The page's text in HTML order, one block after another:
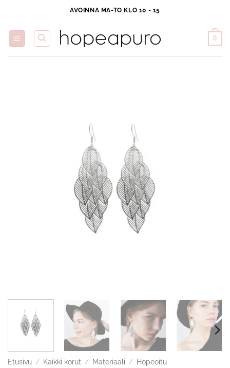
content
AVOINNA MA-TO KLO 10 - 15
0
Etusivu / Kaikki korut / Materiaali / Hopeoitu